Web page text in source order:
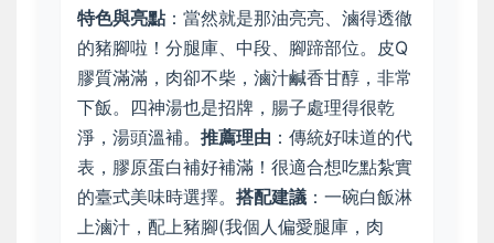
特色與亮點：當然就是那油亮亮、滷得透徹
的豬腳啦！分腿庫、中段、腳蹄部位。皮Q
膠質滿滿，肉卻不柴，滷汁鹹香甘醇，非常
下飯。四神湯也是招牌，腸子處理得很乾
淨，湯頭溫補。 推薦理由 ：傳統好味道的代
表，膠原蛋白補好補滿！很適合想吃點紮實
的臺式美味時選擇。 搭配建議 ：一碗白飯淋
上滷汁，配上豬腳(我個人偏愛腿庫，肉